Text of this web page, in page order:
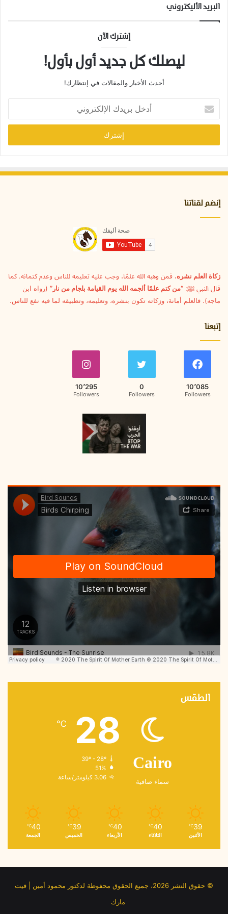
البريد الأليكتروني
إشترك الآن
ليصلك كل جديد أول بأول!
أحدث الأخبار والمقالات في إنتظارك!
خ
ب
ر
ا
و
ن
ي
إنضم لقناتنا
زكاة العلم نشره، فمن وهبه الله علمًا، وجب عليه تعليمه للناس وعدم كتمانه. كما
قال النبي ﷺ: “من كتم علمًا ألجمه الله يوم القيامة بلجام من نار” (رواه ابن
ماجه). فالعلم أمانة، وزكاته تكون بنشره، وتعليمه، وتطبيقه لما فيه نفع للناس.
إتبعنا
10٬085
Followers
0
Followers
10٬295
Followers
الطقس
Cairo
سماء صافية
28
℃
39º - 28º
51%
3.06 كيلومتر/ساعة
39
℃
الأثنين
40
℃
الثلاثاء
40
℃
الأربعاء
39
℃
الخميس
40
℃
الجمعة
© حقوق النشر 2026، جميع الحقوق محفوظة لدكتور محمود أمين | فيت
مارك